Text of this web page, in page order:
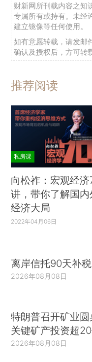
财新网所刊载内容之知
专属所有或持有。未经
建立镜像等任何使用。
如有意愿转载，请发邮
确认及授权后，方可转
推荐阅读
私房课
向松祚：宏观经济
讲，带你了解国内
经济大局
2022年04月06日
离岸信托90天补
2026年08月08日
特朗普召开矿业圆
关键矿产投资超
2026年08月08日